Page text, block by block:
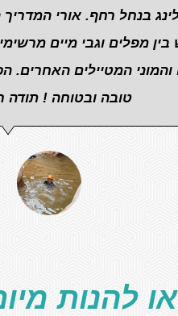
בנחל רחף. אורי
בין מפלים וגבי מיים
המטיילים האחרים.
טובה ובטוחה ! תודה
להנות